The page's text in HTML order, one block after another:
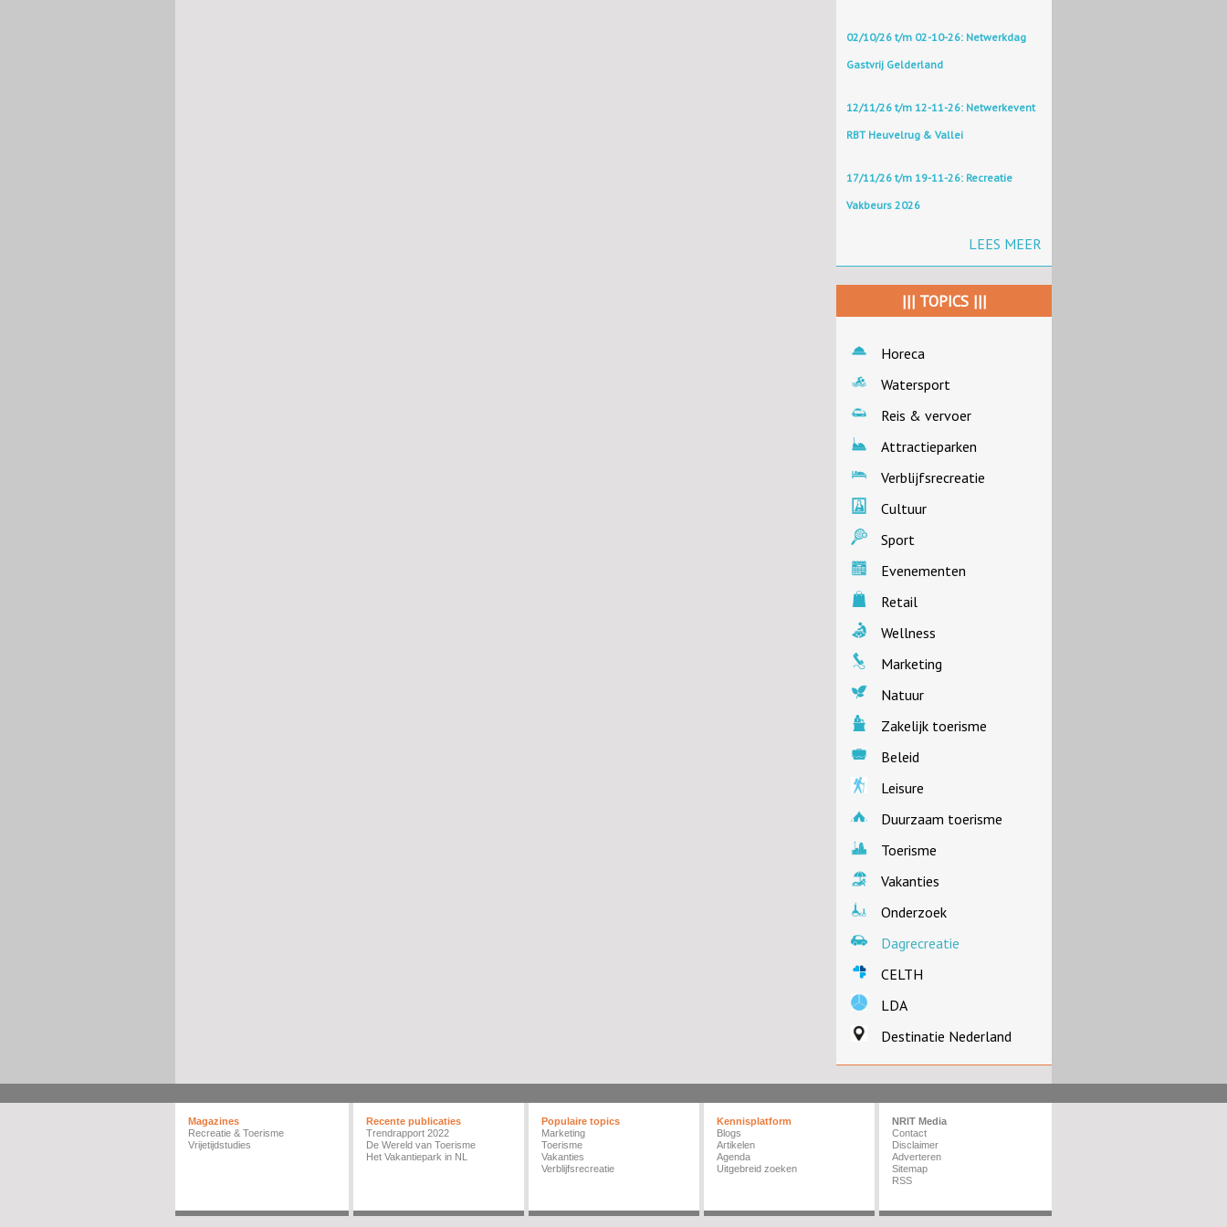
02/10/26 t/m 02-10-26: Netwerkdag
Gastvrij Gelderland
12/11/26 t/m 12-11-26: Netwerkevent
RBT Heuvelrug & Vallei
17/11/26 t/m 19-11-26: Recreatie
Vakbeurs 2026
LEES MEER
||| TOPICS |||
Horeca
Watersport
Reis & vervoer
Attractieparken
Verblijfsrecreatie
Cultuur
Sport
Evenementen
Retail
Wellness
Marketing
Natuur
Zakelijk toerisme
Beleid
Leisure
Duurzaam toerisme
Toerisme
Vakanties
Onderzoek
Dagrecreatie
CELTH
LDA
Destinatie Nederland
Magazines
Recreatie & Toerisme
Vrijetijdstudies
Recente publicaties
Trendrapport 2022
De Wereld van Toerisme
Het Vakantiepark in NL
Populaire topics
Marketing
Toerisme
Vakanties
Verblijfsrecreatie
Kennisplatform
Blogs
Artikelen
Agenda
Uitgebreid zoeken
NRIT Media
Contact
Disclaimer
Adverteren
Sitemap
RSS